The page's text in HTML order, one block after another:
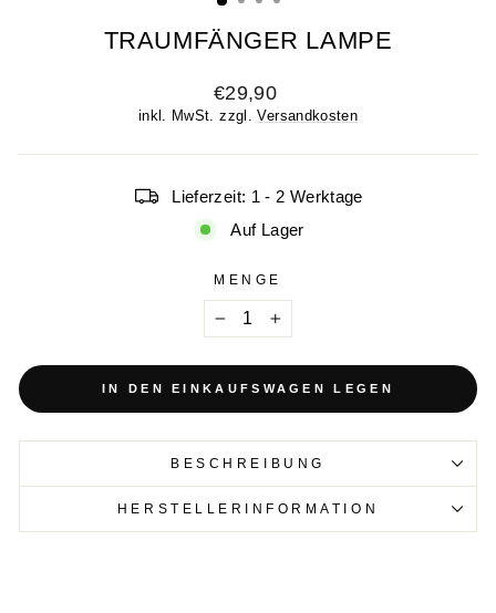
TRAUMFÄNGER LAMPE
Normaler
Preis
€29,90
inkl. MwSt. zzgl.Versandkosten
Lieferzeit: 1 - 2 Werktage
Auf Lager
MENGE
IN DEN EINKAUFSWAGEN LEGEN
BESCHREIBUNG
HERSTELLERINFORMATION